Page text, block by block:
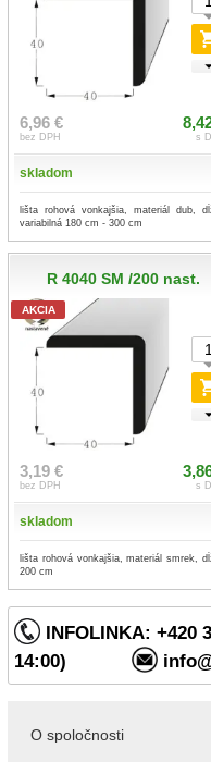
INFOLINKA: +420
14:00)
6,96 €
bez DPH s
skladom
lišta rohová vonkajšia, materiál dub,
variabilná 180 cm - 300 cm
R 4040 SM /200 nast.
AKCIA
3,19 €
bez DPH s
skladom
lišta rohová vonkajšia, materiál smrek,
200 cm
O spoločnosti